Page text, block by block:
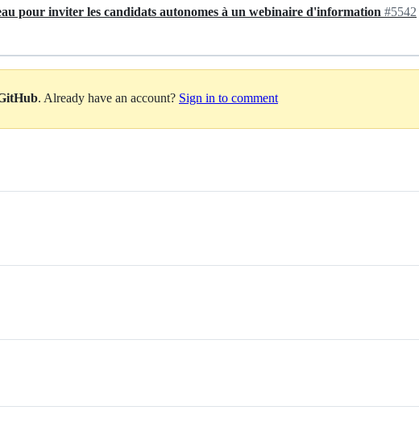
pour inviter les candidats autonomes à un webinaire d'information #5542
. Already have an account? Sign in to comment